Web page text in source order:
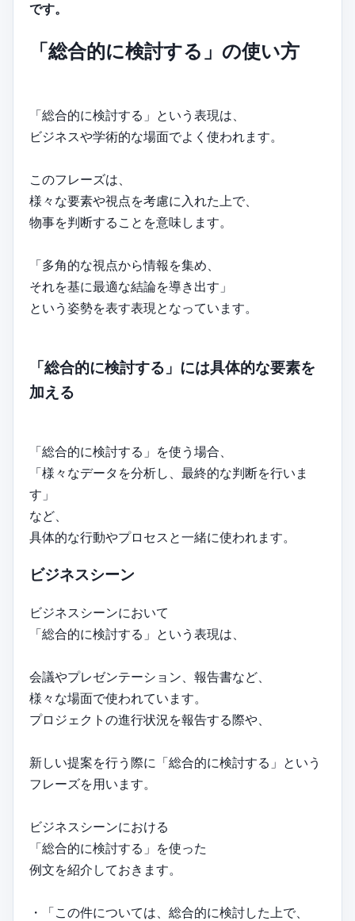
です。
「総合的に検討する」の使い方
「総合的に検討する」という表現は、
ビジネスや学術的な場面でよく使われます。
このフレーズは、
様々な要素や視点を考慮に入れた上で、
物事を判断することを意味します。
「多角的な視点から情報を集め、
それを基に最適な結論を導き出す」
という姿勢を表す表現となっています。
「総合的に検討する」には具体的な要素を
加える
「総合的に検討する」を使う場合、
「様々なデータを分析し、最終的な判断を行いま
す」
など、
具体的な行動やプロセスと一緒に使われます。
ビジネスシーン
ビジネスシーンにおいて
「総合的に検討する」という表現は、
会議やプレゼンテーション、報告書など、
様々な場面で使われています。
プロジェクトの進行状況を報告する際や、
新しい提案を行う際に「総合的に検討する」という
フレーズを用います。
ビジネスシーンにおける
「総合的に検討する」を使った
例文を紹介しておきます。
・「この件については、総合的に検討した上で、